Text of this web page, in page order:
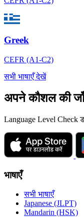
Greek
CEFR (A1-C2)
सभी भाषाएँ देखें
अपने कौशल की
Language Level Check
भाषाएँ
सभी भाषाएँ
Japanese (JLPT)
Mandarin (HSK)